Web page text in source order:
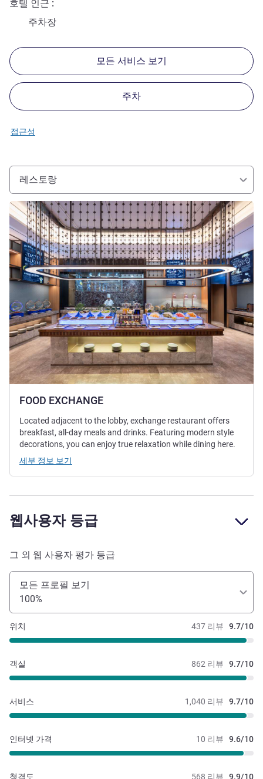
호텔 인근
주차장
모든 서비스 보기
주차
접근성
레스토랑
FOOD EXCHANGE
세부 정보 보기
Located adjacent to the lobby, exchange restaurant offers
breakfast, all-day meals and drinks. Featuring modern style
decorations, you can enjoy true relaxation while dining here.
세부 정보 보기
웹사용자 등급
그 외 웹 사용자 평가 등급
모든 프로필 보기
100%
437 리뷰 9.7/10
위치
862 리뷰 9.7/10
객실
1,040 리뷰 9.7/10
서비스
10 리뷰 9.6/10
인터넷 가격
568 리뷰 9.9/10
청결도